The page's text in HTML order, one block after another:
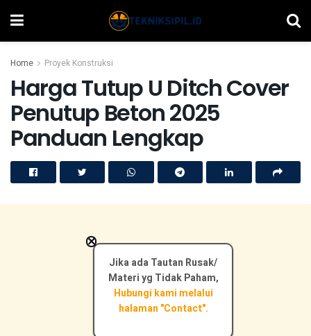
Home Proyek Konstruksi
Harga Tutup U Ditch Cover
Penutup Beton 2025
Panduan Lengkap
Jika ada Tautan Rusak/
Materi yg Tidak Paham,
Hubungi kami melalui
halaman "Contact".
×